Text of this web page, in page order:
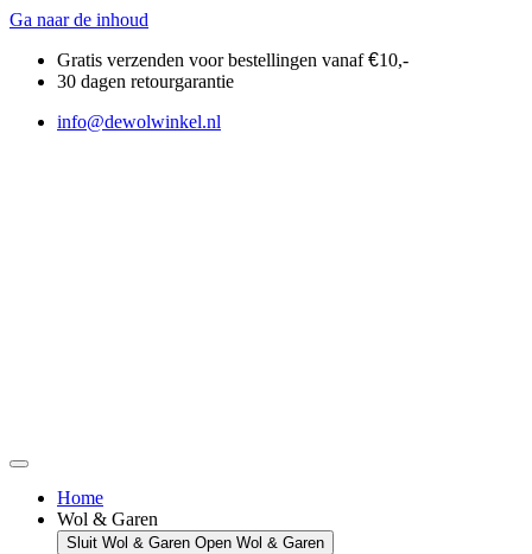
Ga naar de inhoud
Gratis verzenden voor bestellingen vanaf€10,-
30 dagen retourgarantie
info@dewolwinkel.nl
Home
Wol & Garen
Sluit Wol & Garen Open Wol & Garen